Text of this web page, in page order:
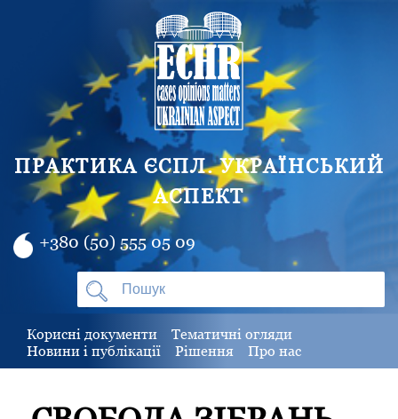
ПРАКТИКА ЄСПЛ. УКРАЇНСЬКИЙ
АСПЕКТ
+380 (50) 555 05 09
Корисні документи
Тематичні огляди
Новини і публікації
Рішення Про нас